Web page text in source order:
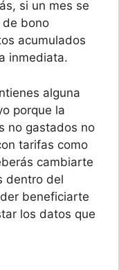
si un mes se
de bono
acumulados
inmediata.
alguna
porque la
no gastados no
tarifas como
cambiarte
dentro del
beneficiarte
los datos que